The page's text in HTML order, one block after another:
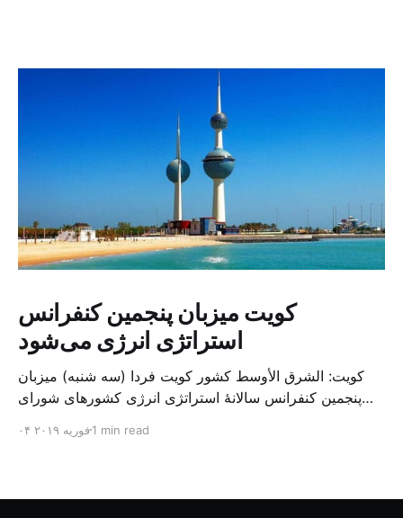
کویت میزبان پنجمین کنفرانس
استراتژی انرژی می‌شود
کویت: الشرق الأوسط کشور کویت فردا (سه شنبه) میزبان
پنجمین کنفرانس سالانهٔ استراتژی انرژی کشورهای شورای
متخصص از شرکت‌های جهانی نفت و گاز در این کنفرانس
۰۴ فوریه ۲۰۱۹1 min read